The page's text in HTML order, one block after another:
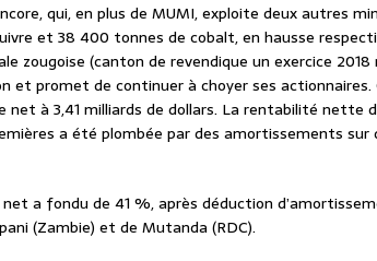
qui, en plus de MUMI, exploite deux autres
et 38 400 tonnes de cobalt, en hausse
zougoise (canton de revendique un exercice
et promet de continuer à choyer ses
net à 3,41 milliards de dollars. La rentabilité nette
a été plombée par des amortissements sur
a fondu de 41 %, après déduction
(Zambie) et de Mutanda (RDC).